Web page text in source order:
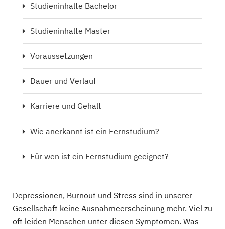
Studieninhalte Bachelor
Studieninhalte Master
Voraussetzungen
Dauer und Verlauf
Karriere und Gehalt
Wie anerkannt ist ein Fernstudium?
Für wen ist ein Fernstudium geeignet?
Depressionen, Burnout und Stress sind in unserer
Gesellschaft keine Ausnahmeerscheinung mehr. Viel zu
oft leiden Menschen unter diesen Symptomen. Was